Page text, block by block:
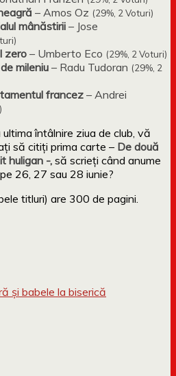
– Amos Oz (29%, 2 Voturi)
mânăstirii – Jose
zero – Umberto Eco (29%, 2 Voturi)
mileniu – Radu Tudoran (29%, 2
francez – Andrei
întâlnire ziua de club, vă
să citiți prima carte – De două
huligan -, să scrieți când anume
26, 27 sau 28 iunie?
titluri) are 300 de pagini.
și babele la biserică